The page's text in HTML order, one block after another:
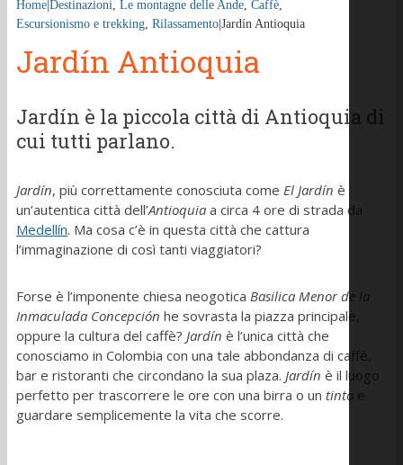
Home|Destinazioni Le montagne delle Ande Caffè
Escursionismo e trekking Rilassamento|Jardín Antioquia
Jardín Antioquia
Jardín è la piccola città di Antioquia di
cui tutti parlano.
Jardín, più correttamente conosciuta come El Jardín è
un’autentica città dell’Antioquia a circa 4 ore di strada da
Medellín. Ma cosa c’è in questa città che cattura
l’immaginazione di così tanti viaggiatori?
Forse è l’imponente chiesa neogotica Basilica Menor de la
Inmaculada Concepción he sovrasta la piazza principale,
oppure la cultura del caffè? Jardín è l’unica città che
conosciamo in Colombia con una tale abbondanza di caffè,
bar e ristoranti che circondano la sua plaza. Jardín è il luogo
perfetto per trascorrere le ore con una birra o un tinto e
guardare semplicemente la vita che scorre.